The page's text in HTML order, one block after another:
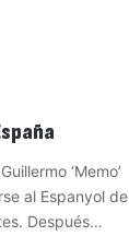
‘Memo’
al Espanyol de
Después…